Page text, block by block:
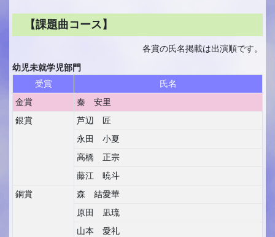
【課題曲コース】
各賞の氏名掲載は出演順です。
幼児未就学児部門
受賞
氏名
金賞
秦 安里
銀賞
芦辺 匠
永田 小夏
高橋 正宗
藤江 暁斗
銅賞
森 結愛華
原田 凪琉
山本 愛礼